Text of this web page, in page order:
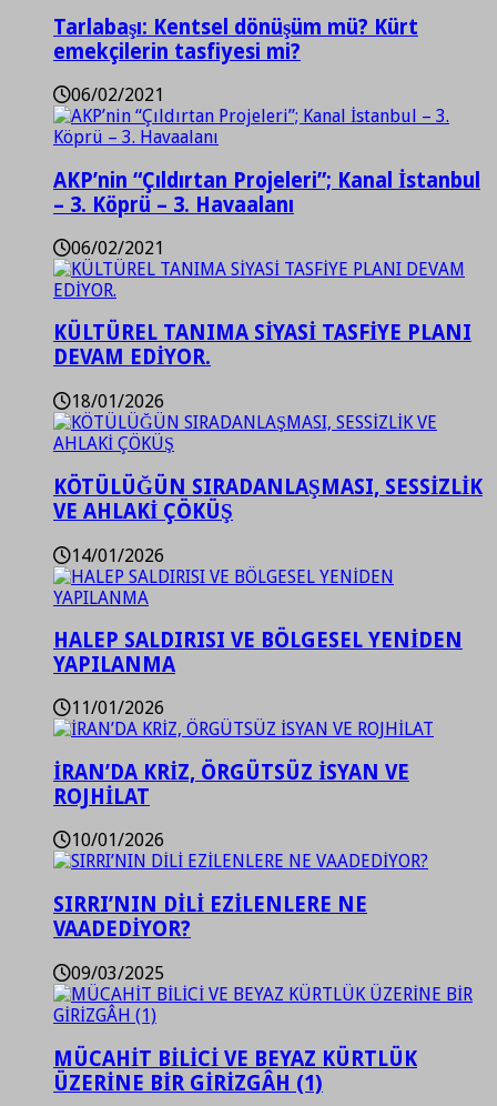
Tarlabaşı: Kentsel dönüşüm mü? Kürt
emekçilerin tasfiyesi mi?
06/02/2021
AKP’nin “Çıldırtan Projeleri”; Kanal İstanbul
– 3. Köprü – 3. Havaalanı
06/02/2021
KÜLTÜREL TANIMA SİYASİ TASFİYE PLANI
DEVAM EDİYOR.
18/01/2026
KÖTÜLÜĞÜN SIRADANLAŞMASI, SESSİZLİK
VE AHLAKİ ÇÖKÜŞ
14/01/2026
HALEP SALDIRISI VE BÖLGESEL YENİDEN
YAPILANMA
11/01/2026
İRAN’DA KRİZ, ÖRGÜTSÜZ İSYAN VE
ROJHİLAT
10/01/2026
SIRRI’NIN DİLİ EZİLENLERE NE
VAADEDİYOR?
09/03/2025
MÜCAHİT BİLİCİ VE BEYAZ KÜRTLÜK
ÜZERİNE BİR GİRİZGÂH (1)